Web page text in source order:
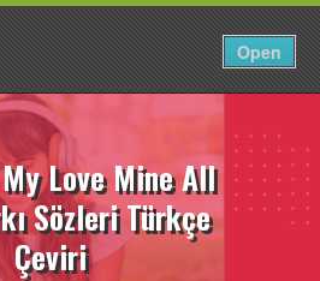
Open
Giriş Yap TR
Love Mine All
Sözleri Türkçe
Çeviri